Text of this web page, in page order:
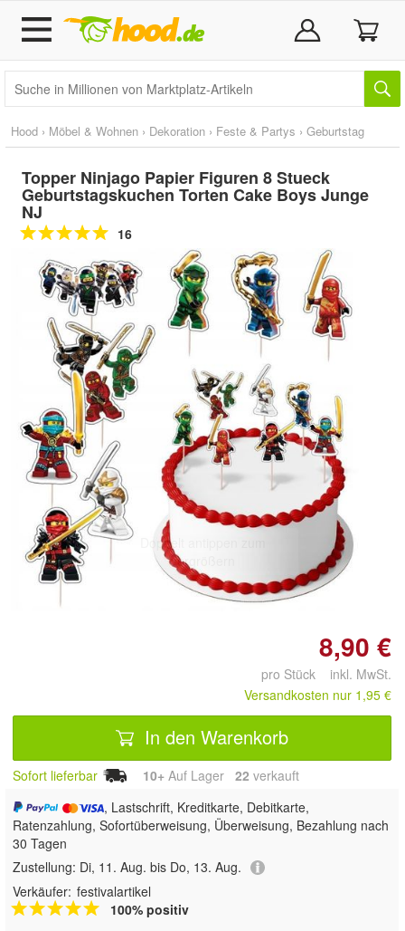
Hood › Möbel & Wohnen › Dekoration › Feste & Partys › Geburtstag
Topper Ninjago Papier Figuren 8 Stueck
Geburtstagskuchen Torten Cake Boys Junge
NJ
16
Doppelt antippen zum
vergrößern
8,90 €
pro Stück inkl. MwSt.
Versandkosten nur 1,95 €
In den Warenkorb
Sofort lieferbar 10+ Auf Lager 22 verkauft
, Lastschrift, Kreditkarte, Debitkarte,
Ratenzahlung, Sofortüberweisung, Überweisung, Bezahlung nach
30 Tagen
Zustellung: Di, 11. Aug. bis Do, 13. Aug.
Verkäufer: festivalartikel
100% positiv